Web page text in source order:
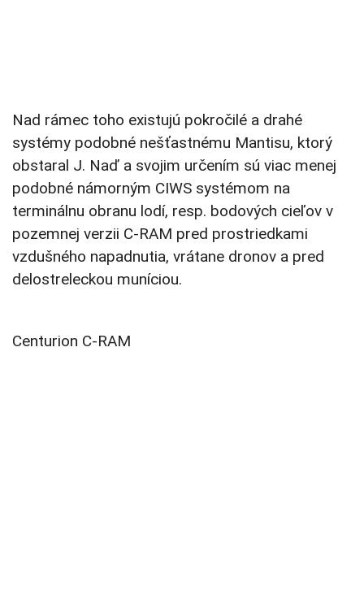
Nad rámec toho existujú pokročilé a drahé
systémy podobné nešťastnému Mantisu, ktorý
obstaral J. Naď a svojim určením sú viac menej
podobné námorným CIWS systémom na
terminálnu obranu lodí, resp. bodových cieľov v
pozemnej verzii C-RAM pred prostriedkami
vzdušného napadnutia, vrátane dronov a pred
delostreleckou muníciou.
Centurion C-RAM